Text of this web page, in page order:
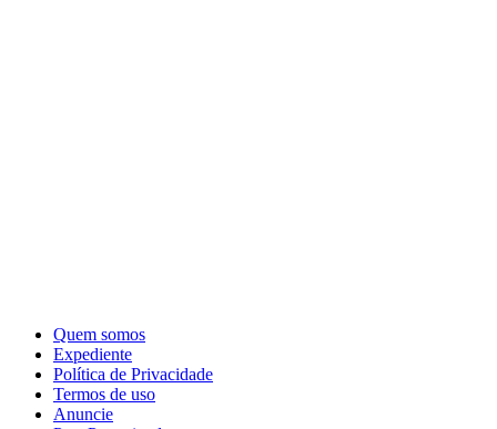
Quem somos
Expediente
Política de Privacidade
Termos de uso
Anuncie